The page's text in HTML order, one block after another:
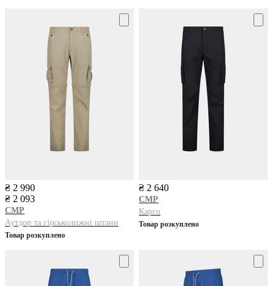
₴ 2 990
₴ 2 093
CMP
Аутдор та гірськолижні штани
Товар розкуплено
₴ 2 640
CMP
Карго
Товар розкуплено